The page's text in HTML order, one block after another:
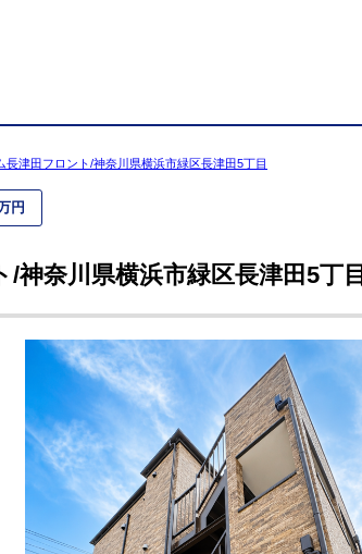
長津田フロント/神奈川県横浜市緑区長津田5丁目
円
/神奈川県横浜市緑区長津田5丁目